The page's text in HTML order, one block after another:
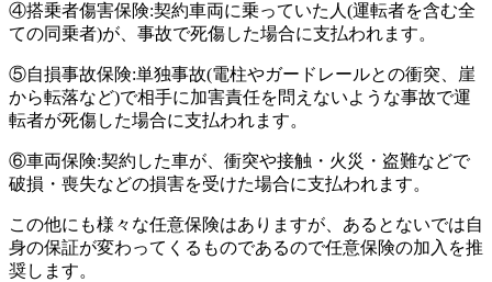
④搭乗者傷害保険:契約車両に乗っていた人(運転者を含む全
ての同乗者)が、事故で死傷した場合に支払われます。
⑤自損事故保険:単独事故(電柱やガードレールとの衝突、崖
から転落など)で相手に加害責任を問えないような事故で運
転者が死傷した場合に支払われます。
⑥車両保険:契約した車が、衝突や接触・火災・盗難などで
破損・喪失などの損害を受けた場合に支払われます。
この他にも様々な任意保険はありますが、あるとないでは自
身の保証が変わってくるものであるので任意保険の加入を推
奨します。